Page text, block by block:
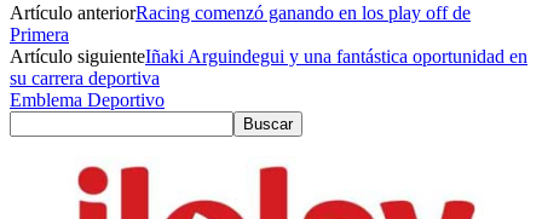
Artículo anteriorRacing comenzó ganando en los play off de
Primera
Artículo siguienteIñaki Arguindegui y una fantástica oportunidad en
su carrera deportiva
Emblema Deportivo